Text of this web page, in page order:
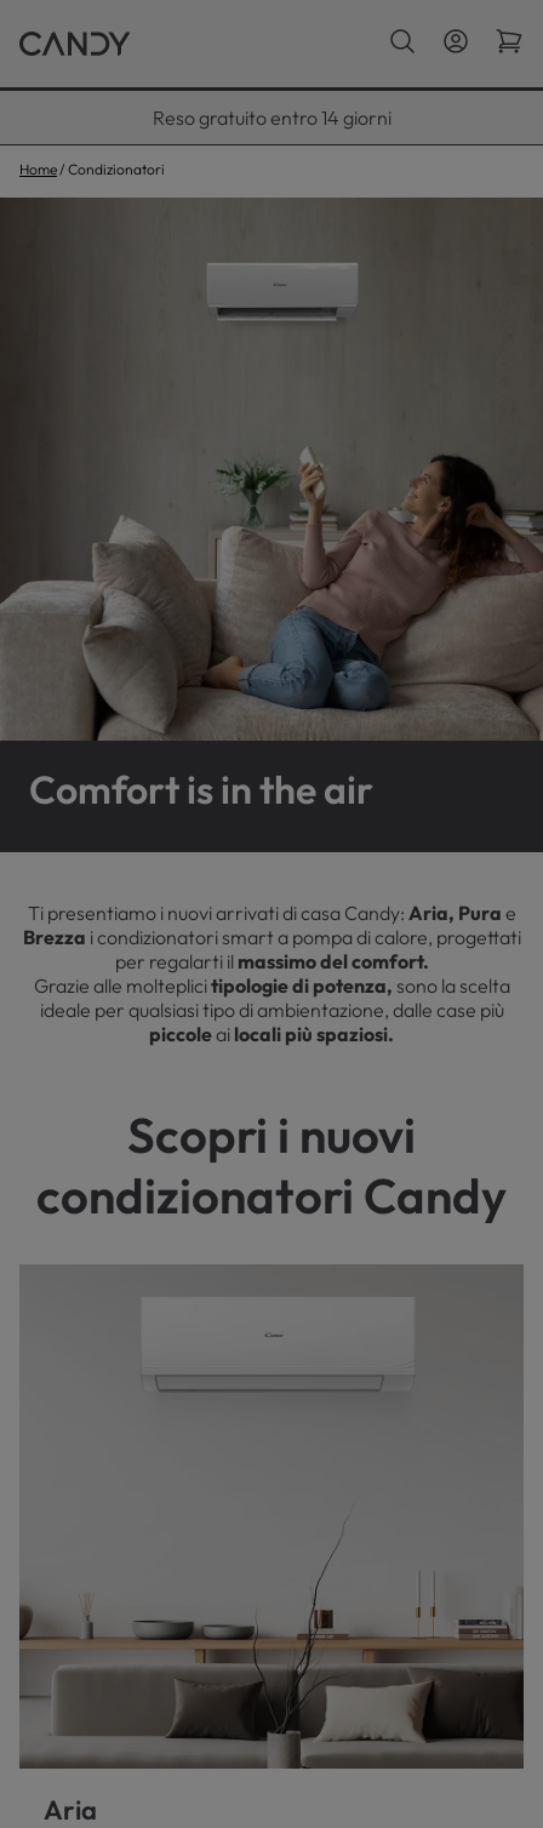
Paga con Klarna fino a 12 rate
Home Condizionatori
Comfort is in the air
Ti presentiamo i nuovi arrivati di casa Candy: Aria, Pura e
Brezza i condizionatori smart a pompa di calore, progettati
per regalarti il massimo del comfort.
Grazie alle molteplicitipologie di potenza, sono la scelta
ideale per qualsiasi tipo di ambientazione, dalle case più
piccoleai locali più spaziosi.
Scopri i nuovi
condizionatori Candy
Aria